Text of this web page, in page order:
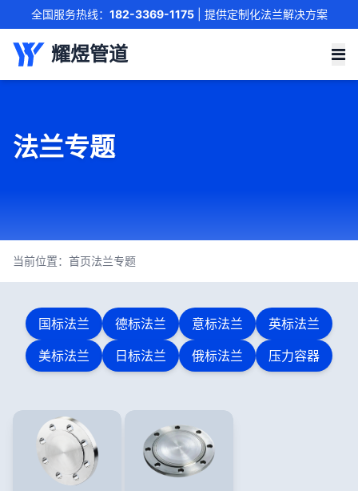
全国服务热线： 182-3369-1175| 提供定制化法兰解决方案
耀煜管道
联系我们
法兰专题
当前位置： 首页法兰专题
国标法兰 德标法兰 意标法兰
英标法兰
美标法兰
日标法兰 俄标法兰 压力容器